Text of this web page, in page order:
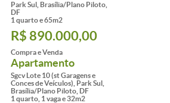
Park Sul, Brasília/Plano Piloto,
DF
1 quarto e 65m2
R$ 890.000,00
Compra e Venda
Apartamento
Sgcv Lote 10 (st Garagens e
Conces de Veículos), Park Sul,
Brasília/Plano Piloto, DF
1 quarto, 1 vaga e 32m2